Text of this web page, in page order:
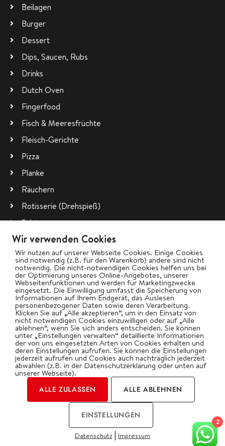
Beilagen
Burger
Dessert
Dips, Saucen, Rubs
Drinks
Dutch Oven
Fingerfood
Fisch & Meeresfrüchte
Fleisch-Gerichte
Pizza
Planke
Räuchern
Rotisserie (Drehspieß)
Salate
Vegetarisch
Wok
bigBBQ goes Social
Kategorien
2026 | by Oliver Gawryluk
Datenschutz 2
Wir verwenden Cookies
Wir nutzen auf unserer Webseite Cookies. Einige Cookies
sind notwendig (z.B. für den Warenkorb) andere sind nicht
notwendig. Die nicht-notwendigen Cookies helfen uns bei
der Optimierung unseres Online-Angebotes, unserer
Webseitenfunktionen und werden für Marketingzwecke
eingesetzt. Die Einwilligung umfasst die Speicherung von
Informationen auf Ihrem Endgerät, das Auslesen
personenbezogener Daten sowie deren Verarbeitung.
Klicken Sie auf „Alle akzeptieren“, um in den Einsatz von
nicht notwendigen Cookies einzuwilligen oder auf „Alle
ablehnen“, wenn Sie sich anders entscheiden. Sie können
unter „Einstellungen verwalten“ detaillierte Informationen
der von uns eingesetzten Arten von Cookies erhalten und
deren Einstellungen aufrufen. Sie können die Einstellungen
jederzeit aufrufen und Cookies auch nachträglich jederzeit
abwählen (z.B. in der Datenschutzerklärung oder unten auf
unserer Webseite).
ALLE ZULASSEN ALLE ABLEHNEN
EINSTELLUNGEN
Datenschutz | Impressum